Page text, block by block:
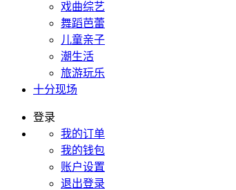
戏曲综艺
舞蹈芭蕾
儿童亲子
潮生活
旅游玩乐
十分现场
登录
我的订单
我的钱包
账户设置
退出登录